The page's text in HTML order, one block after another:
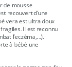
de mousse
recouvert d’une
vera est ultra doux
Il est reconnu
l’eczéma,…).
à bébé une